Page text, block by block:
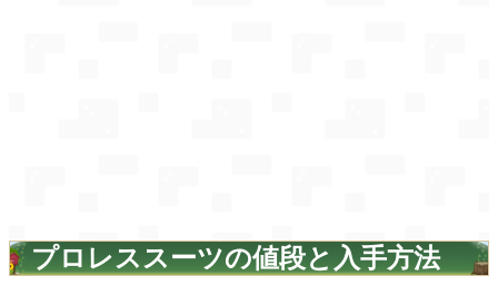
プロレススーツの値段と入手方法